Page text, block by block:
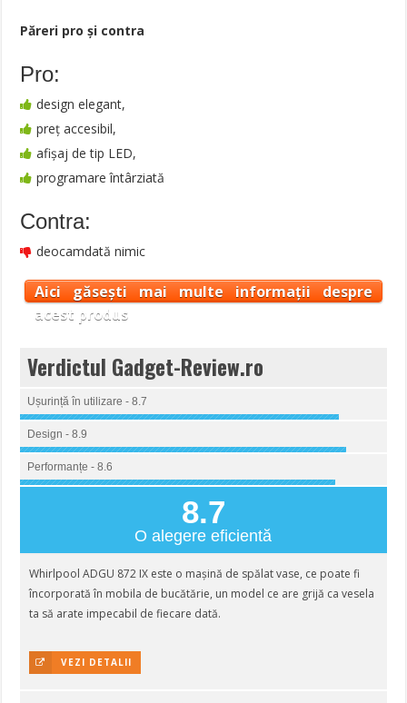
Păreri pro şi contra
Pro:
design elegant,
preț accesibil,
afișaj de tip LED,
programare întârziată
Contra:
deocamdată nimic
Aici găsești mai multe informații despre
acest produs
Verdictul Gadget-Review.ro
Ușurință în utilizare - 8.7
Design - 8.9
Performanțe - 8.6
8.7
O alegere eficientă
Whirlpool ADGU 872 IX este o mașină de spălat vase, ce poate fi
încorporată în mobila de bucătărie, un model ce are grijă ca vesela
ta să arate impecabil de fiecare dată.
VEZI DETALII